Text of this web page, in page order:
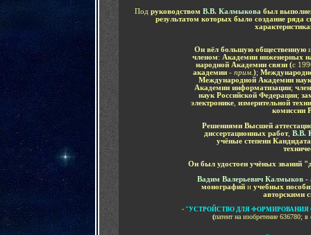
Под руководством В.В. Калмыкова был
результатом которых было создание ряда
Он вёл большую общественную
членом: Академии инженерных
народной Академии связи (с
академии - прим. );
Международной Академии
Академии информатизации;
наук Российской Федерации;
электронике измерительной
комиссии
Решениями Высшей
диссертационных работ, В.В.
учёные степени
Он был удостоен учёных званий
Вадим Валерьевич Калмыков -
монографий и учебных
авторскими
• "УСТРОЙСТВО ДЛЯ
(патент на изобретение 636780; в